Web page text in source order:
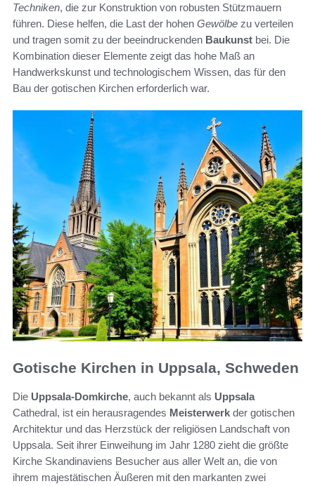
Techniken, die zur Konstruktion von robusten Stützmauern
führen. Diese helfen, die Last der hohen Gewölbe zu verteilen
und tragen somit zu der beeindruckenden Baukunst bei. Die
Kombination dieser Elemente zeigt das hohe Maß an
Handwerkskunst und technologischem Wissen, das für den
Bau der gotischen Kirchen erforderlich war.
Gotische Kirchen in Uppsala, Schweden
Die Uppsala-Domkirche, auch bekannt als Uppsala
Cathedral, ist ein herausragendes Meisterwerk der gotischen
Architektur und das Herzstück der religiösen Landschaft von
Uppsala. Seit ihrer Einweihung im Jahr 1280 zieht die größte
Kirche Skandinaviens Besucher aus aller Welt an, die von
ihrem majestätischen Äußeren mit den markanten zwei